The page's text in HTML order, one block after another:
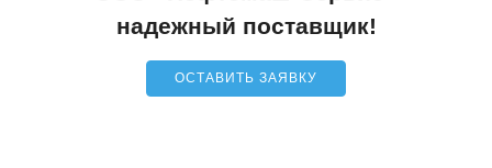
надежный поставщик!
ОСТАВИТЬ ЗАЯВКУ